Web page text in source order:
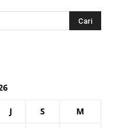
J S M